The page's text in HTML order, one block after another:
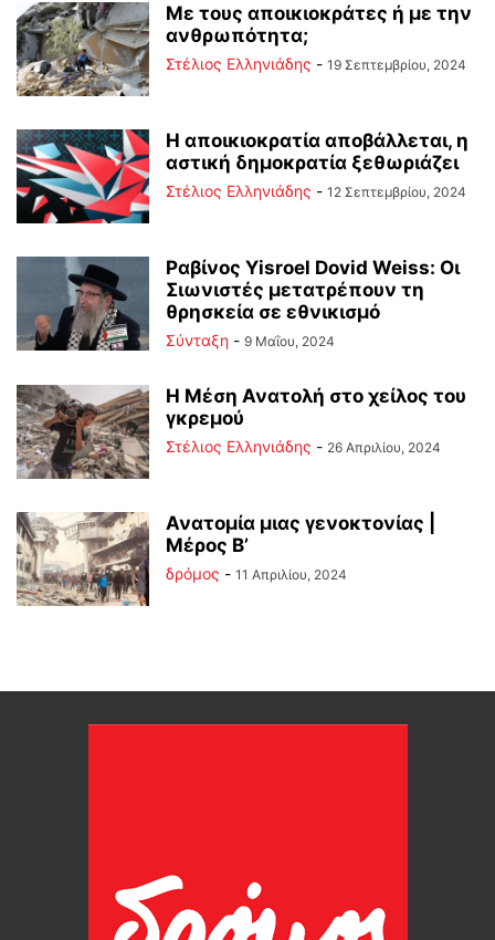
Με τους αποικιοκράτες ή με την
ανθρωπότητα;
Στέλιος Ελληνιάδης - 19 Σεπτεμβρίου, 2024
Η αποικιοκρατία αποβάλλεται, η
αστική δημοκρατία ξεθωριάζει
Στέλιος Ελληνιάδης - 12 Σεπτεμβρίου, 2024
Ραβίνος Yisroel Dovid Weiss: Οι
Σιωνιστές μετατρέπουν τη
θρησκεία σε εθνικισμό
Σύνταξη - 9 Μαΐου, 2024
Η Μέση Ανατολή στο χείλος του
γκρεμού
Στέλιος Ελληνιάδης - 26 Απριλίου, 2024
Ανατομία μιας γενοκτονίας |
Μέρος Β’
δρόμος - 11 Απριλίου, 2024